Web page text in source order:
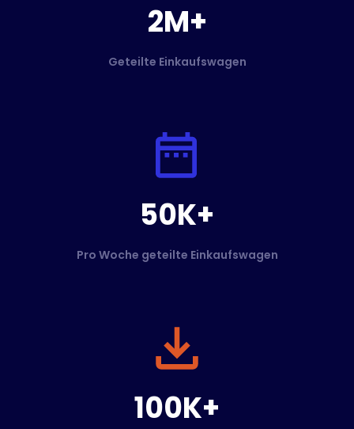
2M+
Geteilte Einkaufswagen
50K+
Pro Woche geteilte Einkaufswagen
100K+